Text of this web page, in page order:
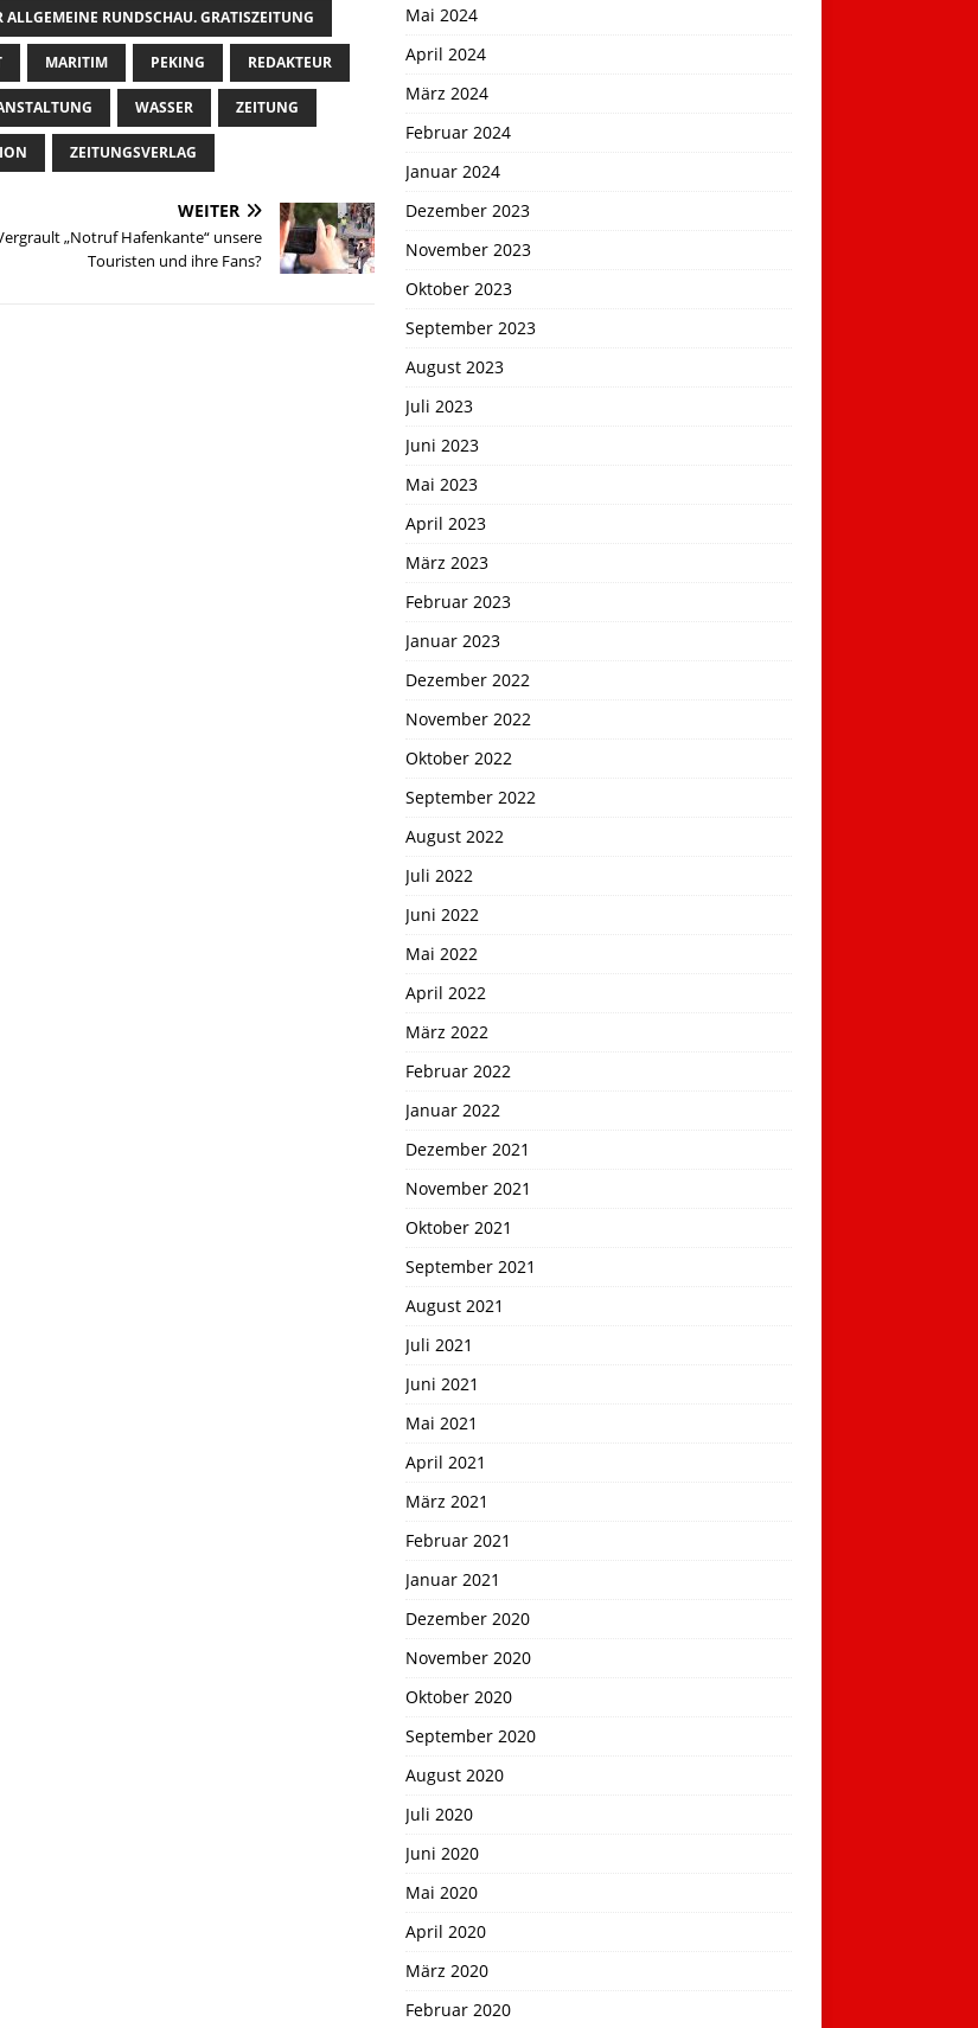
ALLGEMEINE RUNDSCHAU. GRATISZEITUNG
MARITIM PEKING REDAKTEUR
WASSER ZEITUNG
ZEITUNGSVERLAG
WEITER
„Notruf Hafenkante“ unsere
Touristen und ihre Fans?
Mai 2024
April 2024
März 2024
Februar 2024
Januar 2024
Dezember 2023
November 2023
Oktober 2023
September 2023
August 2023
Juli 2023
Juni 2023
Mai 2023
April 2023
März 2023
Februar 2023
Januar 2023
Dezember 2022
November 2022
Oktober 2022
September 2022
August 2022
Juli 2022
Juni 2022
Mai 2022
April 2022
März 2022
Februar 2022
Januar 2022
Dezember 2021
November 2021
Oktober 2021
September 2021
August 2021
Juli 2021
Juni 2021
Mai 2021
April 2021
März 2021
Februar 2021
Januar 2021
Dezember 2020
November 2020
Oktober 2020
September 2020
August 2020
Juli 2020
Juni 2020
Mai 2020
April 2020
März 2020
Februar 2020